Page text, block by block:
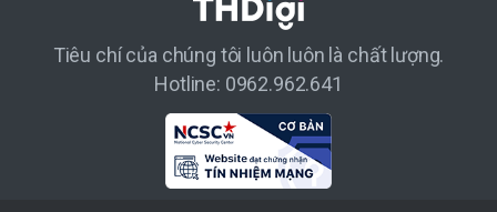
Tiêu chí của chúng tôi luôn luôn là chất lượng.
Hotline: 0962.962.641